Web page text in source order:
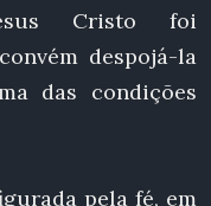
Cristo foi
despojá-la
das condições
pela fé, em